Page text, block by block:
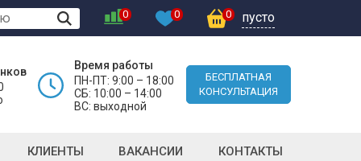
0 0 0 пусто
Время работы
ПН-ПТ: 9:00 – 18:00
СБ: 10:00 – 14:00
ВС: выходной
БЕСПЛАТНАЯ
КОНСУЛЬТАЦИЯ
КЛИЕНТЫ ВАКАНСИИ КОНТАКТЫ